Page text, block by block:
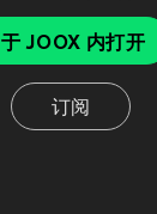
于 JOOX 内打开
订阅